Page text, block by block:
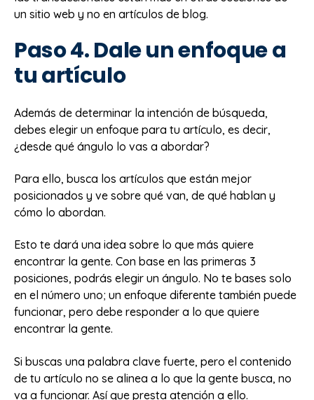
un sitio web y no en artículos de blog.
Paso 4. Dale un enfoque a
tu artículo
Además de determinar la intención de búsqueda,
debes elegir un enfoque para tu artículo, es decir,
¿desde qué ángulo lo vas a abordar?
Para ello, busca los artículos que están mejor
posicionados y ve sobre qué van, de qué hablan y
cómo lo abordan.
Esto te dará una idea sobre lo que más quiere
encontrar la gente. Con base en las primeras 3
posiciones, podrás elegir un ángulo. No te bases solo
en el número uno; un enfoque diferente también puede
funcionar, pero debe responder a lo que quiere
encontrar la gente.
Si buscas una palabra clave fuerte, pero el contenido
de tu artículo no se alinea a lo que la gente busca, no
va a funcionar. Así que presta atención a ello.